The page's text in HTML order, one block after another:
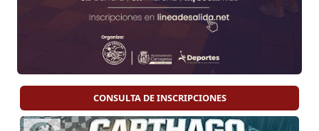
CONSULTA DE INSCRIPCIONES